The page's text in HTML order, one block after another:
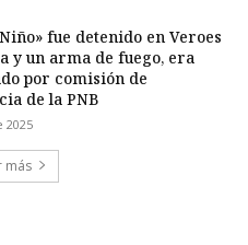
fue detenido en Veroes
y un arma de fuego, era
por comisión de
de la PNB
2025
más